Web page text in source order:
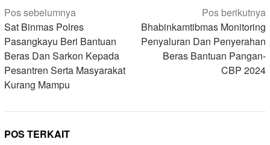
Navigasi
pos
Pos sebelumnya
Sat Binmas Polres
Pasangkayu Beri Bantuan
Beras Dan Sarkon Kepada
Pesantren Serta Masyarakat
Kurang Mampu
Pos berikutnya
Bhabinkamtibmas Monitoring
Penyaluran Dan Penyerahan
Beras Bantuan Pangan-
CBP 2024
POS TERKAIT